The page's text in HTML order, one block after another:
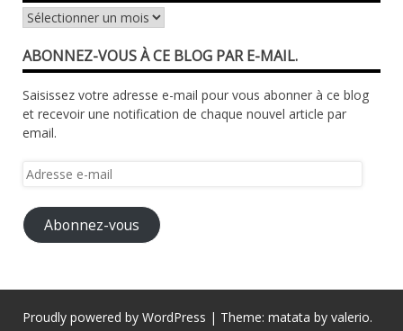
Archives
ABONNEZ-VOUS À CE BLOG PAR E-MAIL.
Saisissez votre adresse e-mail pour vous abonner à ce blog
et recevoir une notification de chaque nouvel article par
email.
Adresse
mail
Abonnez-vous
Proudly powered by WordPress | Theme: matata by valerio.